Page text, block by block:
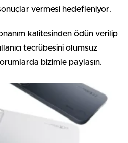
vermesi hedefleniyor.
kalitesinden ödün verilip
tecrübesini olumsuz
bizimle paylaşın.